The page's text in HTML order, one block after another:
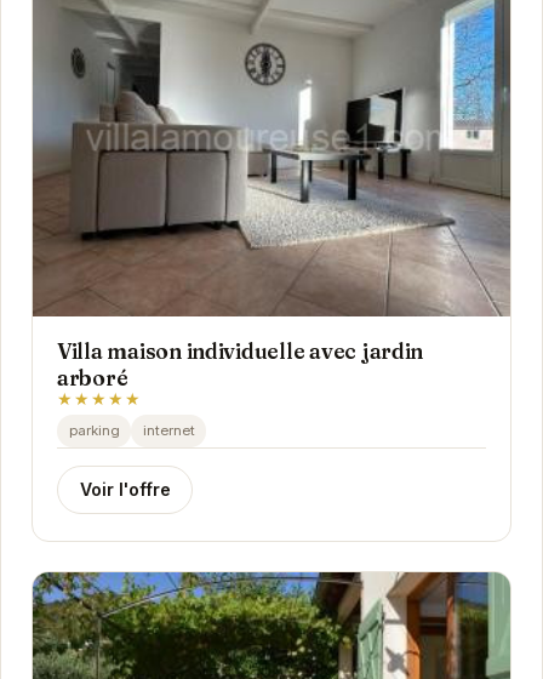
Villa maison individuelle avec jardin
arboré
★★★★★
parking internet
Voir l'offre